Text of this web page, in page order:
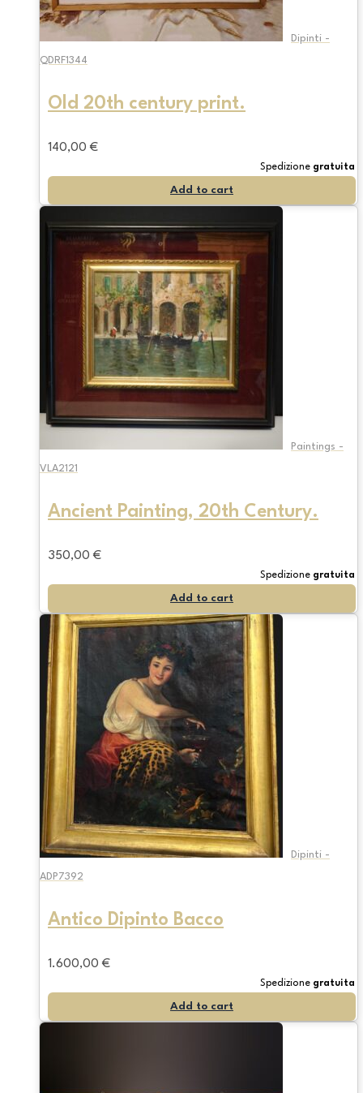
Dipinti -
QDRF1344
Old 20th century print.
140,00 €
Spedizione gratuita
Add to cart
Paintings -
VLA2121
Ancient Painting, 20th Century.
350,00 €
Spedizione gratuita
Add to cart
Dipinti -
ADP7392
Antico Dipinto Bacco
1.600,00 €
Spedizione gratuita
Add to cart